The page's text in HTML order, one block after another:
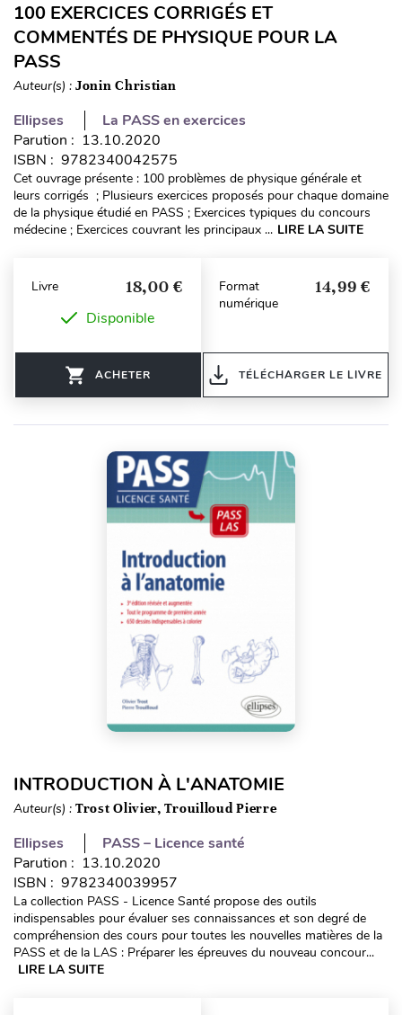
100 EXERCICES CORRIGÉS ET
COMMENTÉS DE PHYSIQUE POUR LA
PASS
Auteur(s) : Jonin Christian
Ellipses
La PASS en exercices
Parution : 13.10.2020
ISBN : 9782340042575
Cet ouvrage présente : 100 problèmes de physique générale et
leurs corrigés ; Plusieurs exercices proposés pour chaque domaine
de la physique étudié en PASS ; Exercices typiques du concours
médecine ; Exercices couvrant les principaux ... LIRE LA SUITE
Livre 18,00 €
Disponible
ACHETER
Format
numérique
14,99 €
TÉLÉCHARGER LE LIVRE
INTRODUCTION À L'ANATOMIE
Auteur(s) : Trost Olivier, Trouilloud Pierre
Ellipses
PASS – Licence santé
Parution : 13.10.2020
ISBN : 9782340039957
La collection PASS - Licence Santé propose des outils
indispensables pour évaluer ses connaissances et son degré de
compréhension des cours pour toutes les nouvelles matières de la
PASS et de la LAS : Préparer les épreuves du nouveau concour...
LIRE LA SUITE